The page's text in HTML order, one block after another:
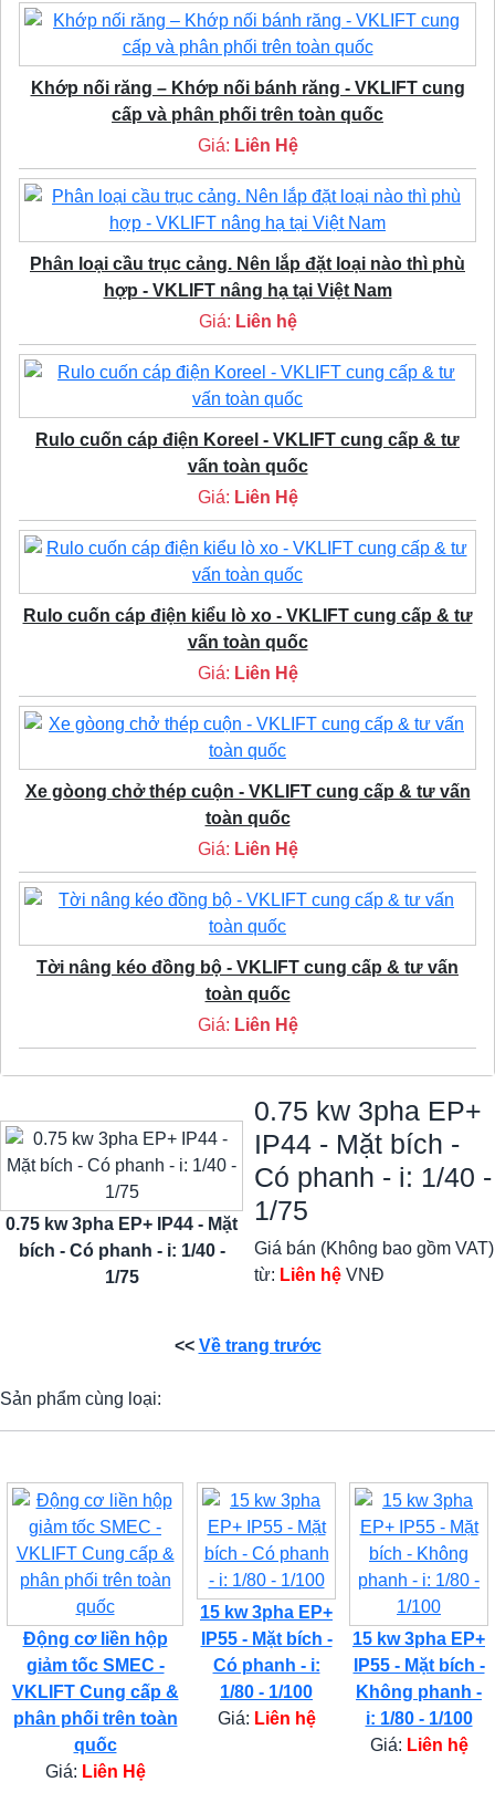
Khớp nối răng – Khớp nối bánh răng - VKLIFT cung
cấp và phân phối trên toàn quốc
Giá: Liên Hệ
Phân loại cầu trục cảng. Nên lắp đặt loại nào thì phù
hợp - VKLIFT nâng hạ tại Việt Nam
Giá: Liên hệ
Rulo cuốn cáp điện Koreel - VKLIFT cung cấp & tư
vấn toàn quốc
Giá: Liên Hệ
Rulo cuốn cáp điện kiểu lò xo - VKLIFT cung cấp & tư
vấn toàn quốc
Giá: Liên Hệ
Xe gòong chở thép cuộn - VKLIFT cung cấp & tư vấn
toàn quốc
Giá: Liên Hệ
Tời nâng kéo đồng bộ - VKLIFT cung cấp & tư vấn
toàn quốc
Giá: Liên Hệ
0.75 kw 3pha EP+ IP44 - Mặt
bích - Có phanh - i: 1/40 -
1/75
0.75 kw 3pha EP+
IP44 - Mặt bích -
Có phanh - i: 1/40 -
1/75
Giá bán (Không bao gồm VAT)
từ: Liên hệ VNĐ
<< Về trang trước
Sản phẩm cùng loại:
Động cơ liền hộp
giảm tốc SMEC -
VKLIFT Cung cấp &
phân phối trên toàn
quốc
Giá: Liên Hệ
15 kw 3pha EP+
IP55 - Mặt bích -
Có phanh - i:
1/80 - 1/100
Giá: Liên hệ
15 kw 3pha EP+
IP55 - Mặt bích -
Không phanh -
i: 1/80 - 1/100
Giá: Liên hệ